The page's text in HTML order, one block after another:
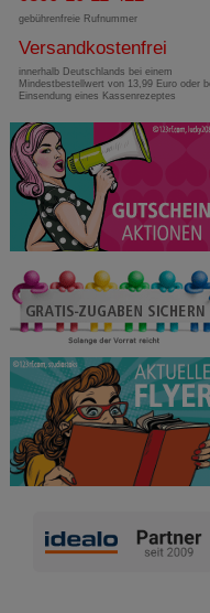
gebührenfreie Rufnummer
Versandkostenfrei
innerhalb Deutschlands bei einem
Mindestbestellwert von 13,99 Euro oder
Einsendung eines Kassenrezeptes